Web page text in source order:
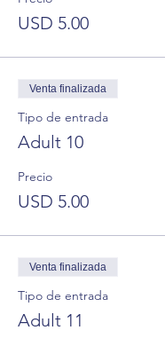
USD 5.00
Venta finalizada
Tipo de entrada
Adult 10
Precio
USD 5.00
Venta finalizada
Tipo de entrada
Adult 11